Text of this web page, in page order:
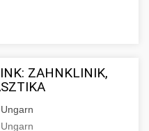
ZAHNKLINIK,